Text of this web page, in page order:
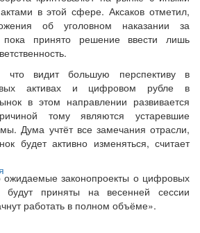
в этой сфере. Аксаков отметил,
об уголовном наказании за
пока принято решение ввести лишь
что видит большую перспективу в
активах и цифровом рубле в
в этом направлении развивается
тому являются устаревшие
Дума учтёт все замечания отрасли,
будет активно изменяться, считает
ожидаемые законопроекты о цифровых
будут приняты на весенней сессии
работать в полном объёме».